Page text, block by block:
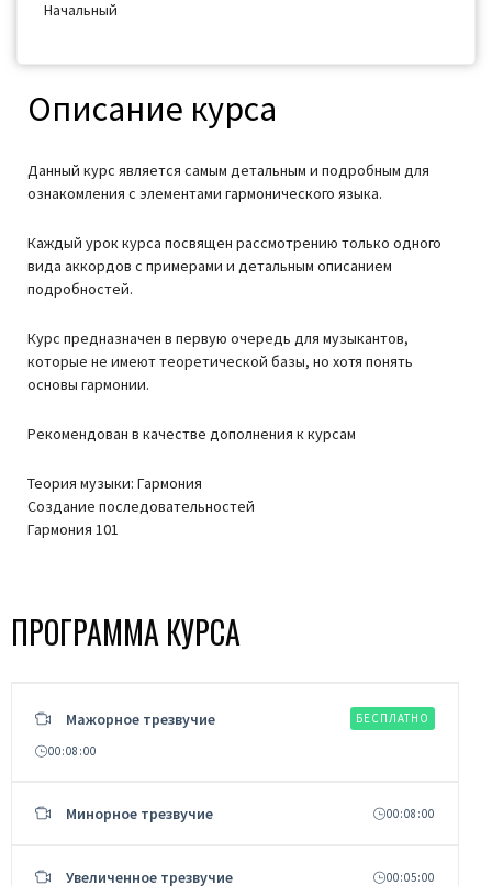
Начальный
Описание курса
Данный курс является самым детальным и подробным для
ознакомления с элементами гармонического языка.
Каждый урок курса посвящен рассмотрению только одного
вида аккордов с примерами и детальным описанием
подробностей.
Курс предназначен в первую очередь для музыкантов,
которые не имеют теоретической базы, но хотя понять
основы гармонии.
Рекомендован в качестве дополнения к курсам
Теория музыки: Гармония
Создание последовательностей
Гармония 101
ПРОГРАММА КУРСА
Мажорное трезвучие БЕСПЛАТНО
00:08:00
Минорное трезвучие 00:08:00
Увеличенное трезвучие 00:05:00